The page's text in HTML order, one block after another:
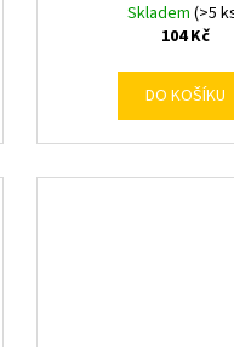
Skladem(>5
104 Kč
DO KOŠÍKU